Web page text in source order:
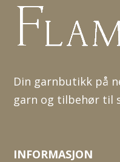
Din garnbutikk på
garn og tilbehør til
INFORMASJON